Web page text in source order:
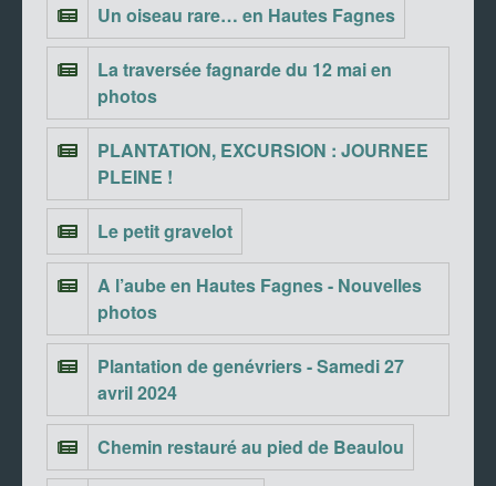
Un oiseau rare… en Hautes Fagnes
La traversée fagnarde du 12 mai en
photos
PLANTATION, EXCURSION : JOURNEE
PLEINE !
Le petit gravelot
A l’aube en Hautes Fagnes - Nouvelles
photos
Plantation de genévriers - Samedi 27
avril 2024
Chemin restauré au pied de Beaulou